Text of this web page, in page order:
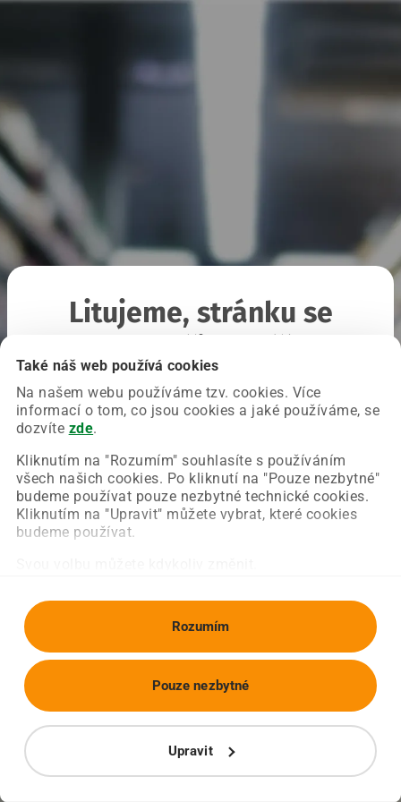
Také náš web používá cookies
Na našem webu používáme tzv. cookies. Více
informací o tom, co jsou cookies a jaké používáme, se
dozvíte zde.
Kliknutím na "Rozumím" souhlasíte s používáním
všech našich cookies. Po kliknutí na "Pouze nezbytné"
budeme používat pouze nezbytné technické cookies.
Kliknutím na "Upravit" můžete vybrat, které cookies
budeme používat.
Rozumím
Upravit
Pouze nezbytné
Litujeme, stránku se
Chyba nastala na naší straně a už ji opravujeme.
Zkuste prosím znovu načíst požadovanou stránku.
Obnovit stránku Úvodní strana